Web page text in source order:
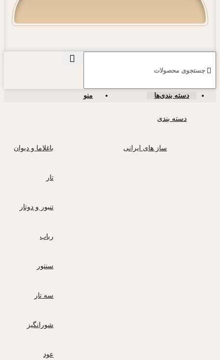
منو دسته بندی‌ها
دسته بندی
ساز های ایرانی باغلاما و دیوان
تار
تنبور و دوتار
رباب
سنتور
سه تار
شورانگیز
عود